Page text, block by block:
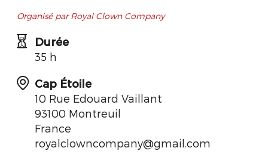
Organisé par Royal Clown Company
Durée
35 h
Cap Étoile
10 Rue Edouard Vaillant
93100 Montreuil
France
royalclowncompany@gmail.com